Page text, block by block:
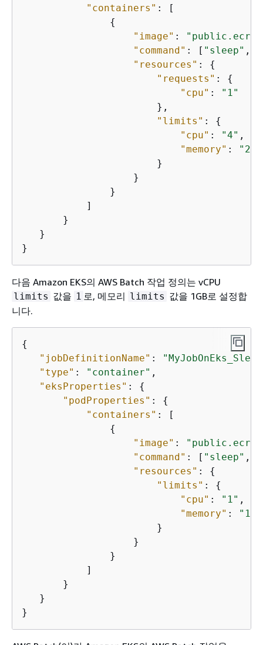
"containers" : [
{
"image" :
"command" : [ "sleep" ,
"resources" : {
"requests" : {
"cpu" :
"1"
                       },
"limits" : {
"cpu" : "4" ,
"memory" :
                       }
                   }
               }
           ]
       }
   }
}
다음 Amazon EKS의 AWS Batch 작업 정의는 vCPU
limits 값을 1 로, 메모리 limits 값을 1GB로 설정합
니다.
{
"jobDefinitionName" :
"type" : "container" ,
"eksProperties" : {
"podProperties" : {
"containers" : [
{
"image" :
"command" : [ "sleep" ,
"resources" : {
"limits" : {
"cpu" : "1" ,
"memory" :
                       }
                   }
               }
           ]
       }
   }